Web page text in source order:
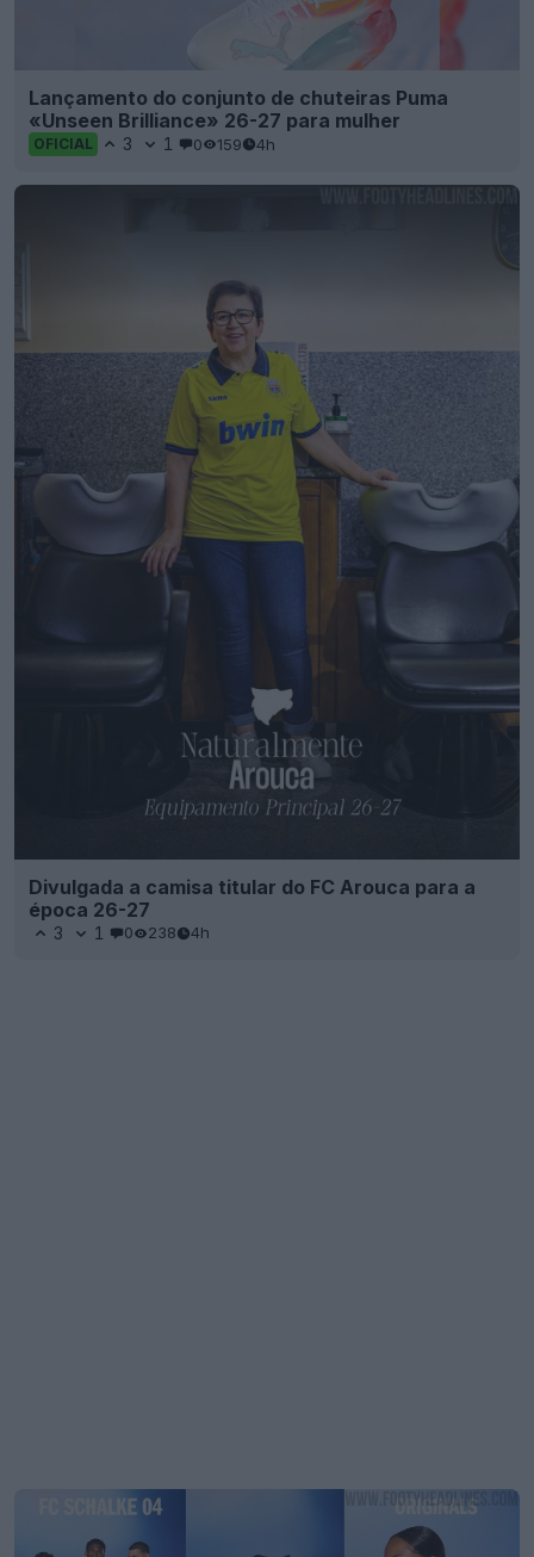
Lançamento do conjunto de chuteiras Puma
«Unseen Brilliance» 26-27 para mulher
OFICIAL 3 1 0 159 4h
Divulgada a camisa titular do FC Arouca para a
época 26-27
3 1 0 238 4h